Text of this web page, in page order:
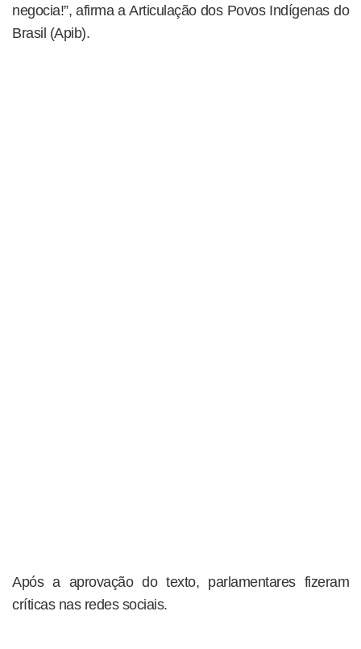
negocia!”, afirma a Articulação dos Povos Indígenas do
Brasil (Apib).
Após a aprovação do texto, parlamentares fizeram
críticas nas redes sociais.